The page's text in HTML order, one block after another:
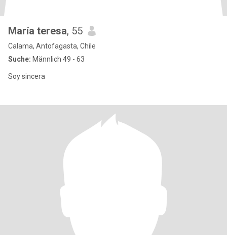
María teresa, 55
Calama, Antofagasta, Chile
Suche: Männlich 49 - 63
Soy sincera